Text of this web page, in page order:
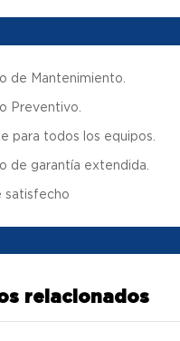
de Mantenimiento.
Preventivo.
para todos los equipos.
de garantía extendida.
satisfecho
relacionados